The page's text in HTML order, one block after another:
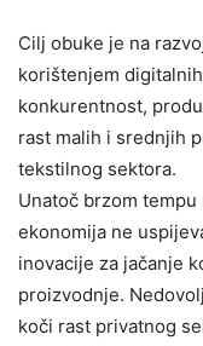
Cilj obuke je na
korištenjem
konkurentnost,
rast malih i srednjih
tekstilnog sektora.
Unatoč brzom
ekonomija ne
inovacije za jačanje
proizvodnje.
koči rast privatnog